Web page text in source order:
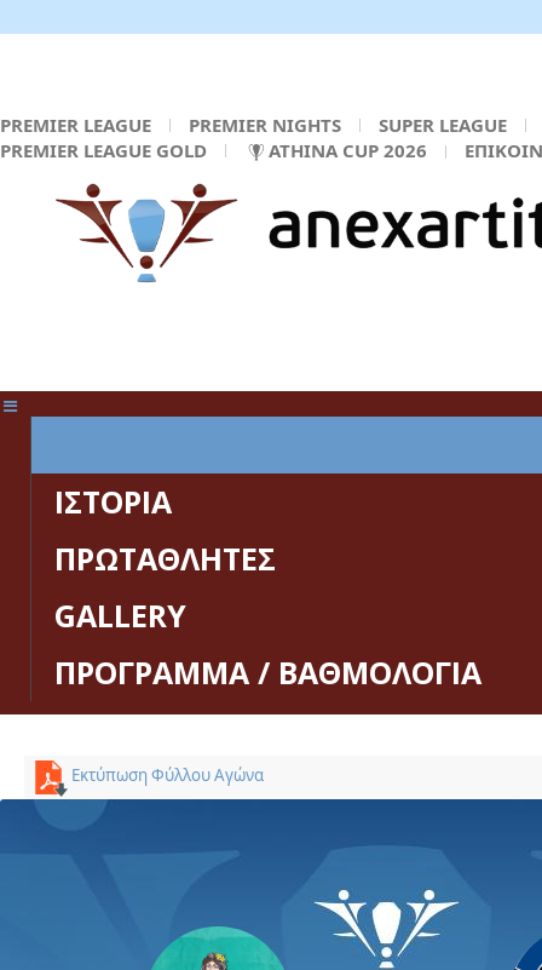
PREMIER LEAGUE PREMIER NIGHTS
SUPER LEAGUE
PREMIER LEAGUE GOLD
ATHINA CUP 2026
ΙΣΤΟΡΙΑ
ΠΡΩΤΑΘΛΗΤΕΣ
GALLERY
ΠΡΟΓΡΑΜΜΑ / ΒΑΘΜΟΛΟΓΙΑ
Εκτύπωση Φύλλου Αγώνα